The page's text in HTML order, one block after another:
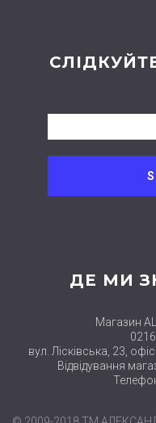
ДЕ МИ
Магазин
вул. Лісківська, 23,
Відвідування